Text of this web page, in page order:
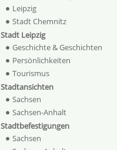
Leipzig
Stadt Chemnitz
Stadt Leipzig
Geschichte & Geschichten
Persönlichkeiten
Tourismus
Stadtansichten
Sachsen
Sachsen-Anhalt
Stadtbefestigungen
Sachsen